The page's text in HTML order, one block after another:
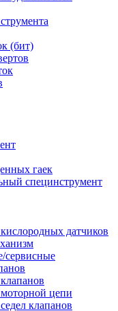
(бит)
гаек
специнструмент
датчиков
сервисные
цепи
клапанов